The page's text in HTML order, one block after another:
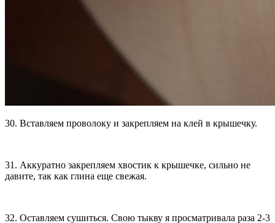
30. Вставляем проволоку и закрепляем на клей в крышечку.
31. Аккуратно закрепляем хвостик к крышечке, сильно не
давите, так как глина еще свежая.
32. Оставляем сушиться. Свою тыкву я просматривала раза 2-3